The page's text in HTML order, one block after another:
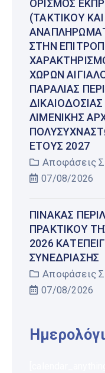
ΟΡΙΣΜΌΣ
(ΤΑΚΤΙΚΟΎ ΚΑΙ
ΣΤΗΝ
ΧΏΡΩΝ
ΠΑΡΑΛΊΑΣ
ΛΙΜΕΝΙΚΉΣ
ΤΟΥΣ 2027
Αποφάσεις
07/08/2026
ΠΊΝΑΚΑΣ
ΠΡΑΚΤΙΚΟΎ
2026
ΣΥΝΕΔΡΊΑΣΗΣ
Αποφάσεις
07/08/2026